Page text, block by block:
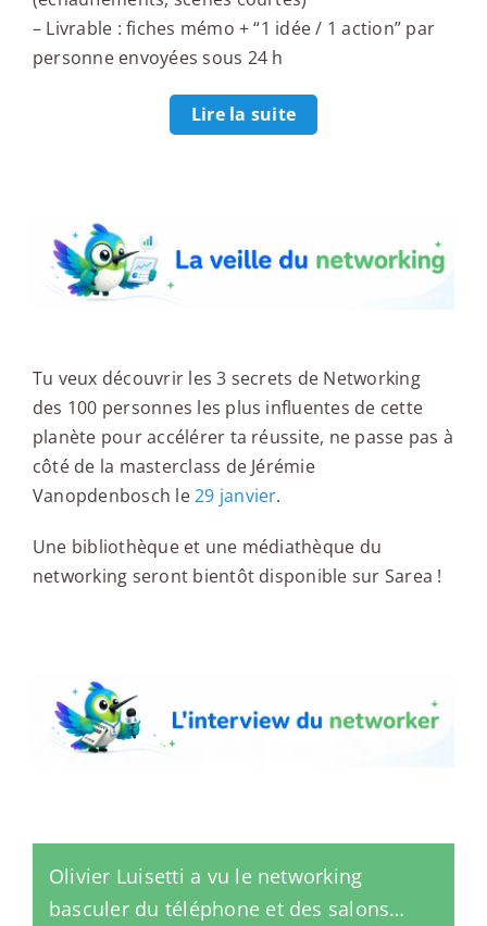
– Livrable : fiches mémo + “1 idée / 1 action” par
personne envoyées sous 24 h
Lire la suite
Tu veux découvrir les 3 secrets de Networking
des 100 personnes les plus influentes de cette
planète pour accélérer ta réussite, ne passe pas à
côté de la masterclass de Jérémie
Vanopdenbosch le29 janvier.
Une bibliothèque et une médiathèque du
networking seront bientôt disponible sur Sarea !
Olivier Luisetti a vu le networking
basculer du téléphone et des salons…